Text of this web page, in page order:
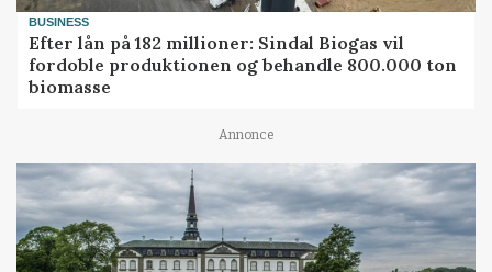
BUSINESS
Efter lån på 182 millioner: Sindal Biogas vil
fordoble produktionen og behandle 800.000 ton
biomasse
Annonce